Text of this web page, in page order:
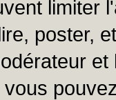
limiter
poster,